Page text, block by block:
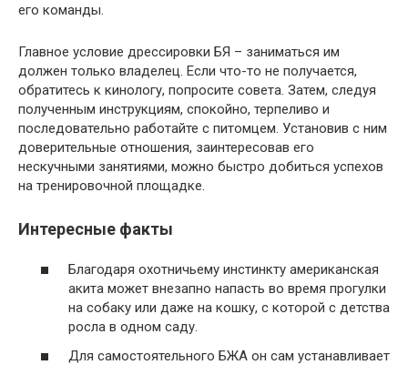
его команды.
Главное условие дрессировки БЯ – заниматься им
должен только владелец. Если что-то не получается,
обратитесь к кинологу, попросите совета. Затем, следуя
полученным инструкциям, спокойно, терпеливо и
последовательно работайте с питомцем. Установив с ним
доверительные отношения, заинтересовав его
нескучными занятиями, можно быстро добиться успехов
на тренировочной площадке.
Интересные факты
Благодаря охотничьему инстинкту американская
акита может внезапно напасть во время прогулки
на собаку или даже на кошку, с которой с детства
росла в одном саду.
Для самостоятельного БЖА он сам устанавливает